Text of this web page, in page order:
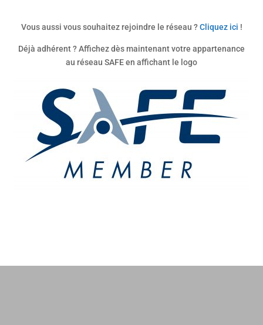
Vous aussi vous souhaitez rejoindre le réseau ?Cliquez ici !
Déjà adhérent ? Affichez dès maintenant votre appartenance
au réseau SAFE en affichant le logo